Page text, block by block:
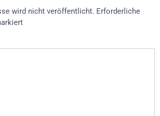
wird nicht veröffentlicht. Erforderliche